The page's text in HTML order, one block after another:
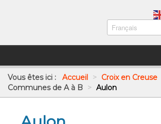
Vous êtes ici : Accueil > Croix en Creuse
Communes de A à B > Aulon